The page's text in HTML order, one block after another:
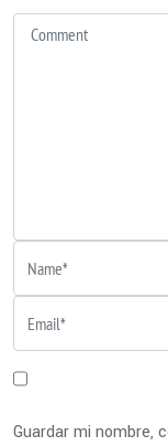
Guardar mi nombre,